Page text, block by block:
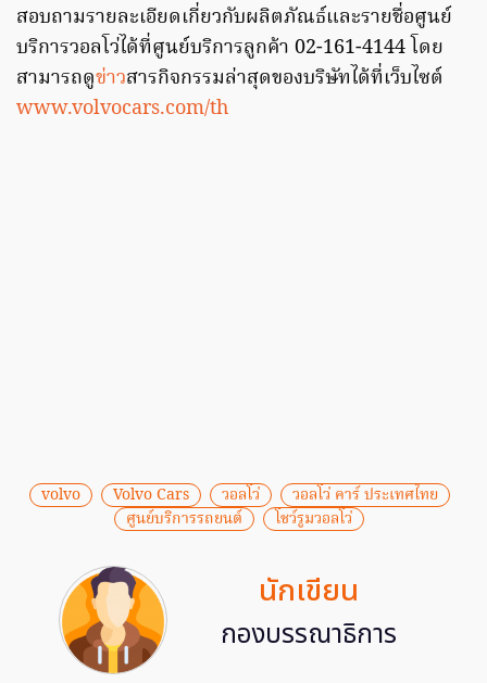
สอบถามรายละเอียดเกี่ยวกับผลิตภัณธ์และรายชื่อศูนย์
บริการวอลโว่ได้ที่ศูนย์บริการลูกค้า 02-161-4144 โดย
สามารถดูข่าวสารกิจกรรมล่าสุดของบริษัทได้ที่เว็บไซต์
www.volvocars.com/th
volvo Volvo Cars วอลโว่
วอลโว่ คาร์ ประเทศไทย
ศูนย์บริการรถยนต์
โชว์รูมวอลโว่
นักเขียน
กองบรรณาธิการ